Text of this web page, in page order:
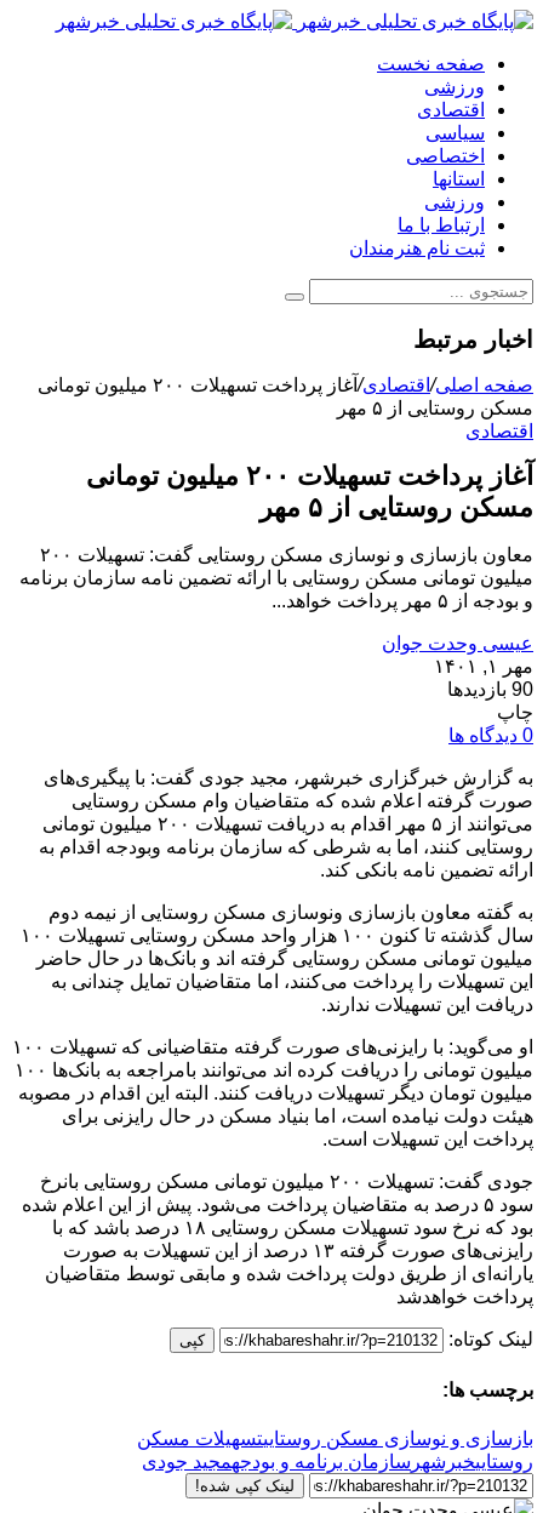
صفحه نخست
ورزشی
اقتصادی
سیاسی
اختصاصی
استانها
ورزشی
ارتباط با ما
ثبت نام هنرمندان
اخبار مرتبط
صفحه اصلی/اقتصادی/
آغاز پرداخت تسهیلات ۲۰۰ میلیون تومانی
مسکن روستایی از ۵ مهر
اقتصادی
آغاز پرداخت تسهیلات ۲۰۰ میلیون تومانی
مسکن روستایی از ۵ مهر
معاون بازسازی و نوسازی مسکن روستایی گفت: تسهیلات ۲۰۰
میلیون تومانی مسکن روستایی با ارائه تضمین نامه سازمان برنامه
و بودجه از ۵ مهر پرداخت خواهد...
عیسی وحدت جوان
مهر ۱, ۱۴۰۱
90 بازدیدها
چاپ
0 دیدگاه ها
به گزارش خبرگزاری خبرشهر، مجید جودی گفت: با پیگیری‌های
صورت گرفته اعلام شده که متقاضیان وام مسکن روستایی
می‌توانند از ۵ مهر اقدام به دریافت تسهیلات ۲۰۰ میلیون تومانی
روستایی کنند، اما به شرطی که سازمان برنامه وبودجه اقدام به
ارائه تضمین نامه بانکی کند.
به گفته معاون بازسازی ونوسازی مسکن روستایی از نیمه دوم
سال گذشته تا کنون ۱۰۰ هزار واحد مسکن روستایی تسهیلات ۱۰۰
میلیون تومانی مسکن روستایی گرفته اند و بانک‌ها در حال حاضر
این تسهیلات را پرداخت می‌کنند، اما متقاضیان تمایل چندانی به
دریافت این تسهیلات ندارند.
او می‌گوید: با رایزنی‌های صورت گرفته متقاضیانی که تسهیلات ۱۰۰
میلیون تومانی را دریافت کرده اند می‌توانند بامراجعه به بانک‌ها ۱۰۰
میلیون تومان دیگر تسهیلات دریافت کنند. البته این اقدام در مصوبه
هیئت دولت نیامده است، اما بنیاد مسکن در حال رایزنی برای
پرداخت این تسهیلات است.
جودی گفت: تسهیلات ۲۰۰ میلیون تومانی مسکن روستایی بانرخ
سود ۵ درصد به متقاضیان پرداخت می‌شود. پیش از این اعلام شده
بود که نرخ سود تسهیلات مسکن روستایی ۱۸ درصد باشد که با
رایزنی‌های صورت گرفته ۱۳ درصد از این تسهیلات به صورت
یارانه‌ای از طریق دولت پرداخت شده و مابقی توسط متقاضیان
پرداخت خواهدشد
لینک کوتاه: کپی
برچسب ها:
بازسازی و نوسازی مسکن روستاییتسهیلات مسکن
روستاییخبرشهر سازمان برنامه و بودجهمجید جودی
لینک کپی شده!